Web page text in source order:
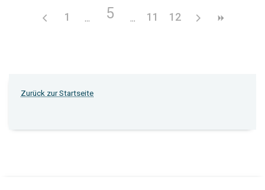
1 5 11 12
Zurück zur Startseite